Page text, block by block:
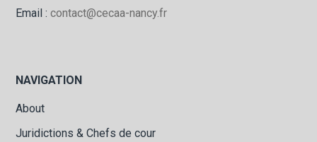
Email : contact@cecaa-nancy.fr
NAVIGATION
About
Juridictions & Chefs de cour